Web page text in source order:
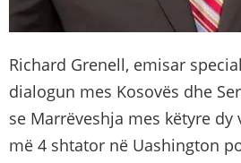
Richard Grenell, emisar
dialogun mes Kosovës dhe
se Marrëveshja mes këtyre
më 4 shtator në Uashington